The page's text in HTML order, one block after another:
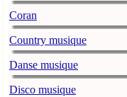
Coran
Country musique
Danse musique
Disco musique